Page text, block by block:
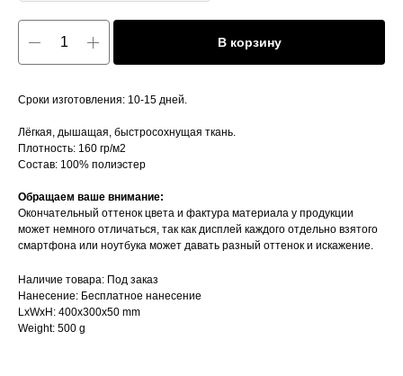
В корзину
Сроки изготовления: 10-15 дней.
Лёгкая, дышащая, быстросохнущая ткань.
Плотность: 160 гр/м2
Состав: 100% полиэстер
Обращаем ваше внимание:
Окончательный оттенок цвета и фактура материала у продукции
может немного отличаться, так как дисплей каждого отдельно взятого
смартфона или ноутбука может давать разный оттенок и искажение.
Наличие товара: Под заказ
Нанесение: Бесплатное нанесение
LxWxH: 400x300x50 mm
Weight: 500 g